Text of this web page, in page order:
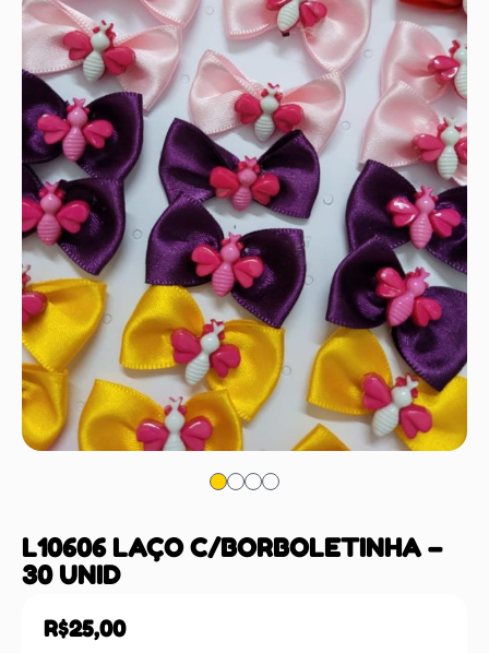
L10606 LAÇO C/BORBOLETINHA –
30 UNID
R$25,00